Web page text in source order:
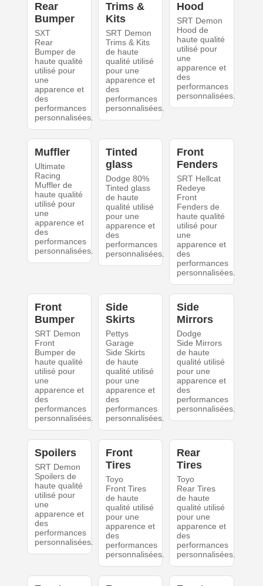
Rear
Bumper
SXT
Rear
Bumper de
haute qualité
utilisé pour
une
apparence et
des
performances
personnalisées.
Trims &
Kits
SRT Demon
Trims & Kits
de haute
qualité utilisé
pour une
apparence et
des
performances
personnalisées.
Hood
SRT Demon
Hood de
haute qualité
utilisé pour
une
apparence et
des
performances
personnalisées.
Muffler
Ultimate
Racing
Muffler de
haute qualité
utilisé pour
une
apparence et
des
performances
personnalisées.
Tinted
glass
Dodge 80%
Tinted glass
de haute
qualité utilisé
pour une
apparence et
des
performances
personnalisées.
Front
Fenders
SRT Hellcat
Redeye
Front
Fenders de
haute qualité
utilisé pour
une
apparence et
des
performances
personnalisées.
Front
Bumper
SRT Demon
Front
Bumper de
haute qualité
utilisé pour
une
apparence et
des
performances
personnalisées.
Side
Skirts
Pettys
Garage
Side Skirts
de haute
qualité utilisé
pour une
apparence et
des
performances
personnalisées.
Side
Mirrors
Dodge
Side Mirrors
de haute
qualité utilisé
pour une
apparence et
des
performances
personnalisées.
Spoilers
SRT Demon
Spoilers de
haute qualité
utilisé pour
une
apparence et
des
performances
personnalisées.
Front
Tires
Toyo
Front Tires
de haute
qualité utilisé
pour une
apparence et
des
performances
personnalisées.
Rear
Tires
Toyo
Rear Tires
de haute
qualité utilisé
pour une
apparence et
des
performances
personnalisées.